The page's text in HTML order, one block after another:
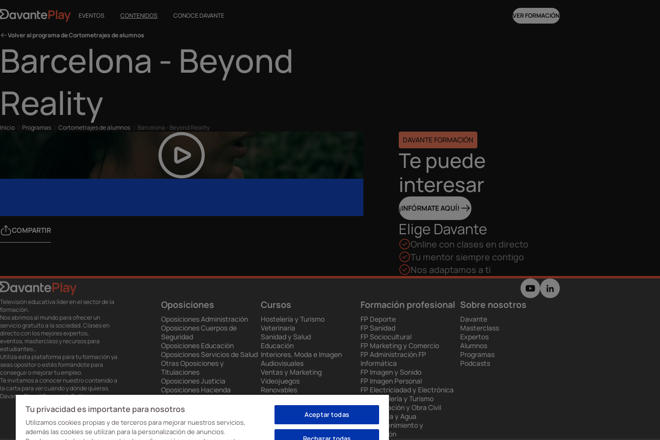
EVENTOS CONTENIDOS CONOCE DAVANTE VER FORMACIÓN
Volver al programa de Cortometrajes de alumnos
Barcelona - Beyond
Reality
Inicio Programas Cortometrajes de alumnos Barcelona - Beyond Reality
COMPARTIR
DAVANTE FORMACIÓN
Te puede
interesar
¡INFÓRMATE AQUÍ!
Elige Davante
Online con clases en directo
Tu mentor siempre contigo
Nos adaptamos a ti
Televisión educativa líder en el sector de la
formación.
Nos abrimos al mundo para ofrecer un
servicio gratuito a la sociedad. Clases en
directo con los mejores expertos,
eventos, masterclass y recursos para
estudiantes…
Utiliza esta plataforma para tu formación ya
seas opositor o estés formándote para
conseguir o mejorar tu empleo.
Te invitamos a conocer nuestro contenido a
la carta para ver cuándo y dónde quieras.
Davante Play. #FormaciónEnAbierto
Oposiciones
Oposiciones Administración
Oposiciones Cuerpos de
Seguridad
Oposiciones Educación
Oposiciones Servicios de Salud
Otras Oposiciones y
Titulaciones
Oposiciones Justicia
Oposiciones Hacienda
Oposiciones Ejército
Cursos
Hostelería y Turismo
Veterinaria
Sanidad y Salud
Educación
Interiores, Moda e Imagen
Audiovisuales
Ventas y Marketing
Videojuegos
Renovables
Administración
Formación profesional
FP Deporte
FP Sanidad
FP Sociocultural
FP Marketing y Comercio
FP Administración FP
Informática
FP Imagen y Sonido
FP Imagen Personal
FP Electriciadad y Electrónica
FP Hostelería y Turismo
FP Edificación y Obra Civil
FP Energía y Agua
FP Mantenimiento y
Producción
Sobre nosotros
Davante
Masterclass
Expertos
Alumnos
Programas
Podcasts
Tu privacidad es importante para nosotros
Utilizamos cookies propias y de terceros para mejorar nuestros servicios,
además las cookies se utilizan para la personalización de anuncios.
Aceptar todas